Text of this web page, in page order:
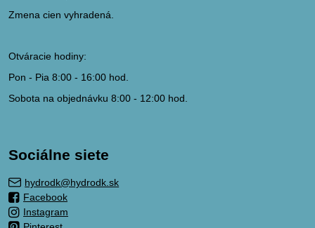
Zmena cien vyhradená.
Otváracie hodiny:
Pon - Pia 8:00 - 16:00 hod.
Sobota na objednávku 8:00 - 12:00 hod.
Sociálne siete
hydrodk@hydrodk.sk
Facebook
Instagram